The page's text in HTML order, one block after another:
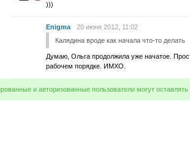
)))
Enigma
20 июня 2012, 11:02
Калядина вроде как начала что-то делать
Думаю, Ольга продолжила уже начатое.
рабочем порядке. ИМХО.
и авторизованные пользователи могут